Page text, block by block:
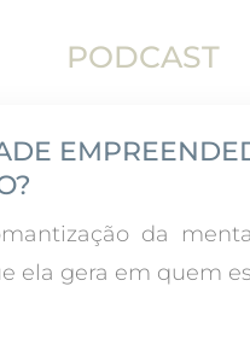
PODCAST
da
ela gera em quem